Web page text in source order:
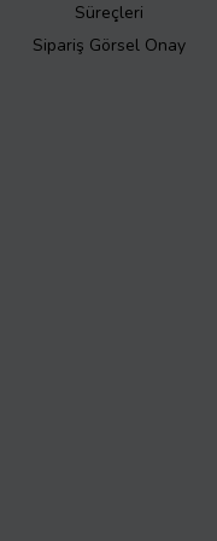
Süreçleri
Sipariş Görsel Onay